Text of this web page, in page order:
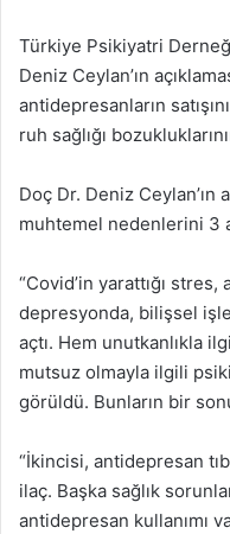
Türkiye Psikiyatri
Deniz Ceylan’ın
antidepresanların
ruh sağlığı
Doç Dr. Deniz Ceylan’ın
muhtemel nedenlerini 3
“Covid’in yarattığı
depresyonda, bilişsel
açtı. Hem unutkanlıkla
mutsuz olmayla ilgili
görüldü. Bunların bir
“İkincisi, antidepresan
ilaç. Başka sağlık
antidepresan kullanımı